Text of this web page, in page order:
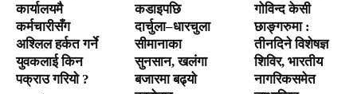
कार्यालयमै
कर्मचारीसँग
अश्लिल हर्कत गर्ने
युवकलाई किन
पक्राउ गरियाे ?
कडाइपछि
दार्चुला–धारचुला
सीमानाका
सुनसान, खलंगा
बजारमा बढ्यो
गोविन्द केसी
छाङ्गरुमा :
तीनदिने विशेषज्ञ
शिविर, भारतीय
नागरिकसमेत